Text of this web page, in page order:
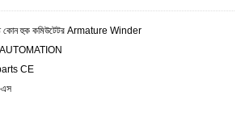
কোন হুক কমিউটেটর Armature Winder
CE